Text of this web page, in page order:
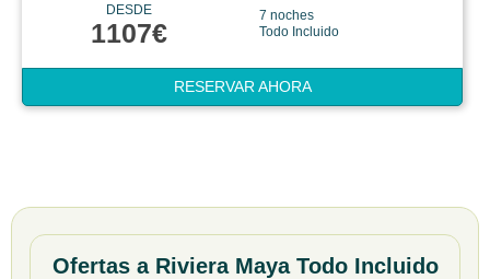
DESDE
1107€
7 noches
Todo Incluido
RESERVAR AHORA
Ofertas a Riviera Maya Todo Incluido